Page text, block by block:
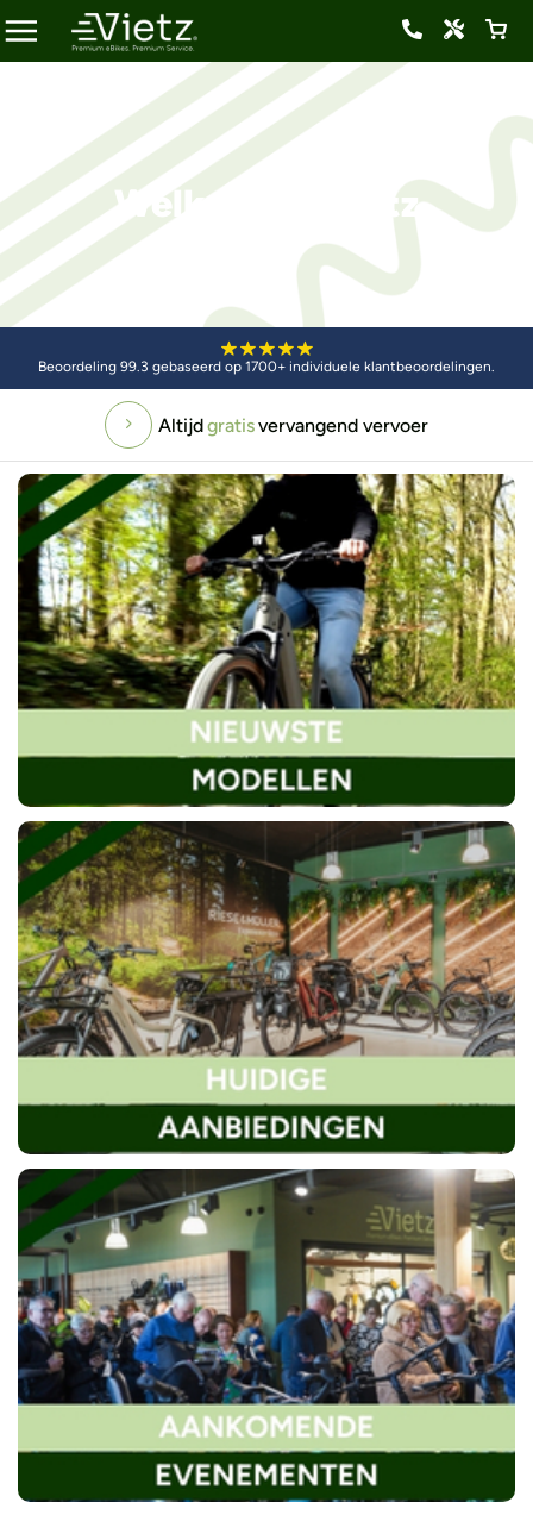
Welkom bij Vietz
Beoordeling 99.3 gebaseerd op 1700+ individuele klantbeoordelingen.
Altijdgratisvervangend vervoer